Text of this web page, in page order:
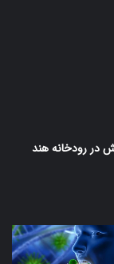
در رودخانه هند